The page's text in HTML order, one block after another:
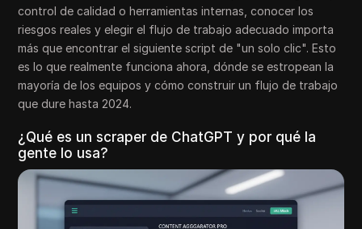
control de calidad o herramientas internas, conocer los
riesgos reales y elegir el flujo de trabajo adecuado importa
más que encontrar el siguiente script de "un solo clic". Esto
es lo que realmente funciona ahora, dónde se estropean la
mayoría de los equipos y cómo construir un flujo de trabajo
que dure hasta 2024.
¿Qué es un scraper de ChatGPT y por qué la
gente lo usa?